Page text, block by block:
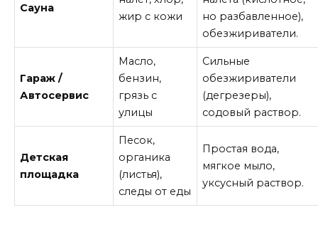
Сауна
жир с кожи
но разбавленное),
обезжириватели.
Гараж /
Автосервис
Масло,
бензин,
грязь с
улицы
Сильные
обезжириватели
(дегрезеры),
содовый раствор.
Детская
площадка
Песок,
органика
(листья),
следы от еды
Простая вода,
мягкое мыло,
уксусный раствор.